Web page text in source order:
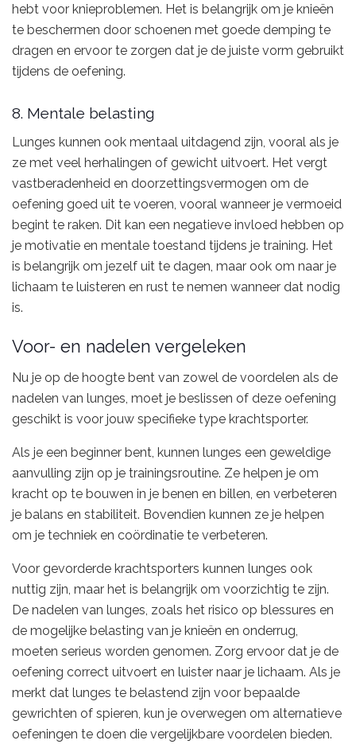
hebt voor knieproblemen. Het is belangrijk om je knieën
te beschermen door schoenen met goede demping te
dragen en ervoor te zorgen dat je de juiste vorm gebruikt
tijdens de oefening.
8. Mentale belasting
Lunges kunnen ook mentaal uitdagend zijn, vooral als je
ze met veel herhalingen of gewicht uitvoert. Het vergt
vastberadenheid en doorzettingsvermogen om de
oefening goed uit te voeren, vooral wanneer je vermoeid
begint te raken. Dit kan een negatieve invloed hebben op
je motivatie en mentale toestand tijdens je training. Het
is belangrijk om jezelf uit te dagen, maar ook om naar je
lichaam te luisteren en rust te nemen wanneer dat nodig
is.
Voor- en nadelen vergeleken
Nu je op de hoogte bent van zowel de voordelen als de
nadelen van lunges, moet je beslissen of deze oefening
geschikt is voor jouw specifieke type krachtsporter.
Als je een beginner bent, kunnen lunges een geweldige
aanvulling zijn op je trainingsroutine. Ze helpen je om
kracht op te bouwen in je benen en billen, en verbeteren
je balans en stabiliteit. Bovendien kunnen ze je helpen
om je techniek en coördinatie te verbeteren.
Voor gevorderde krachtsporters kunnen lunges ook
nuttig zijn, maar het is belangrijk om voorzichtig te zijn.
De nadelen van lunges, zoals het risico op blessures en
de mogelijke belasting van je knieën en onderrug,
moeten serieus worden genomen. Zorg ervoor dat je de
oefening correct uitvoert en luister naar je lichaam. Als je
merkt dat lunges te belastend zijn voor bepaalde
gewrichten of spieren, kun je overwegen om alternatieve
oefeningen te doen die vergelijkbare voordelen bieden.